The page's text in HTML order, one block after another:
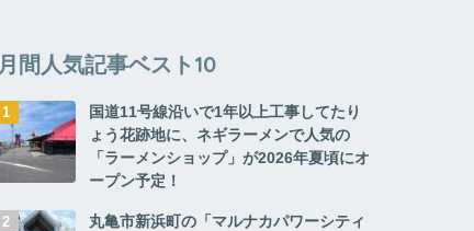
月間人気記事ベスト10
国道11号線沿いで1年以上工事してたり
ょう花跡地に、ネギラーメンで人気の
「ラーメンショップ」が2026年夏頃にオ
ープン予定！
丸亀市新浜町の「マルナカパワーシティ